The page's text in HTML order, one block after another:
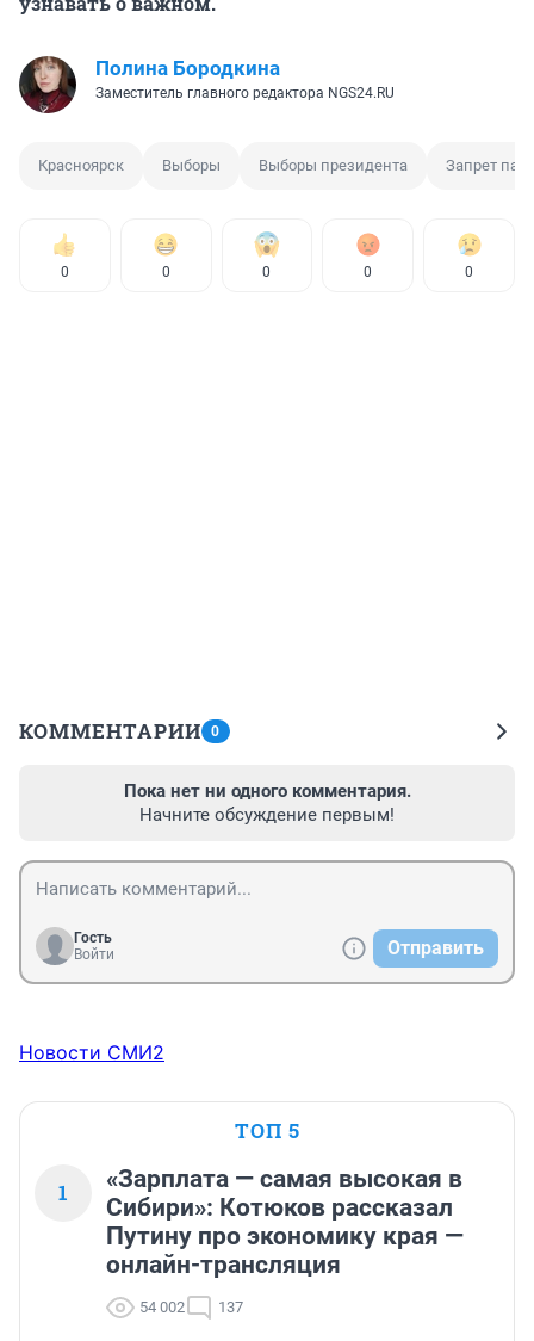
Полина Бородкина
Заместитель главного редактора NGS24.RU
Красноярск Выборы Выборы президента Запрет
0 0 0 0 0
КОММЕНТАРИИ 0
Пока нет ни одного комментария.
Начните обсуждение первым!
Гость
Войти
Отправить
Новости СМИ2
ТОП 5
1
«Зарплата — самая высокая в
Сибири»: Котюков рассказал
Путину про экономику края —
онлайн-трансляция
54 002 137